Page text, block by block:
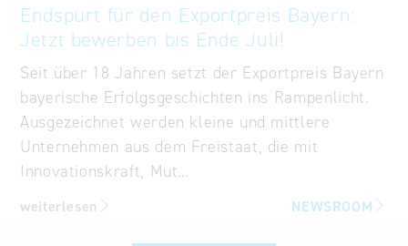
Endspurt für den Exportpreis Bayern:
Jetzt bewerben bis Ende Juli!
Seit über 18 Jahren setzt der Exportpreis Bayern
bayerische Erfolgsgeschichten ins Rampenlicht.
Ausgezeichnet werden kleine und mittlere
Unternehmen aus dem Freistaat, die mit
Innovationskraft, Mut…
weiterlesen NEWSROOM